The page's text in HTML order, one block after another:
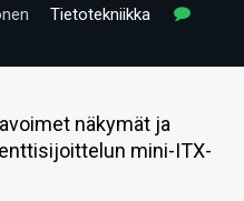
Tietotekniikka
näkymät ja
mini-ITX-